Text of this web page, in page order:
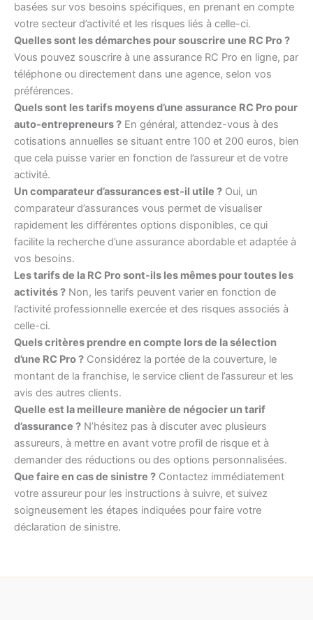
basées sur vos besoins spécifiques, en prenant en compte
votre secteur d’activité et les risques liés à celle-ci.
Quelles sont les démarches pour souscrire une RC Pro ?
Vous pouvez souscrire à une assurance RC Pro en ligne, par
téléphone ou directement dans une agence, selon vos
préférences.
Quels sont les tarifs moyens d’une assurance RC Pro pour
auto-entrepreneurs ? En général, attendez-vous à des
cotisations annuelles se situant entre 100 et 200 euros, bien
que cela puisse varier en fonction de l’assureur et de votre
activité.
Un comparateur d’assurances est-il utile ? Oui, un
comparateur d’assurances vous permet de visualiser
rapidement les différentes options disponibles, ce qui
facilite la recherche d’une assurance abordable et adaptée à
vos besoins.
Les tarifs de la RC Pro sont-ils les mêmes pour toutes les
activités ? Non, les tarifs peuvent varier en fonction de
l’activité professionnelle exercée et des risques associés à
celle-ci.
Quels critères prendre en compte lors de la sélection
d’une RC Pro ? Considérez la portée de la couverture, le
montant de la franchise, le service client de l’assureur et les
avis des autres clients.
Quelle est la meilleure manière de négocier un tarif
d’assurance ? N’hésitez pas à discuter avec plusieurs
assureurs, à mettre en avant votre profil de risque et à
demander des réductions ou des options personnalisées.
Que faire en cas de sinistre ? Contactez immédiatement
votre assureur pour les instructions à suivre, et suivez
soigneusement les étapes indiquées pour faire votre
déclaration de sinistre.